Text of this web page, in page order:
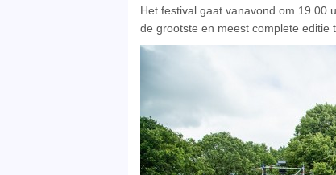
Het festival gaat vanavond om 19.00
de grootste en meest complete editie